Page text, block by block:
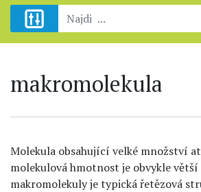
makromolekula
Molekula obsahující velké množství
molekulová hmotnost je obvykle větší
makromolekuly je typická řetězová